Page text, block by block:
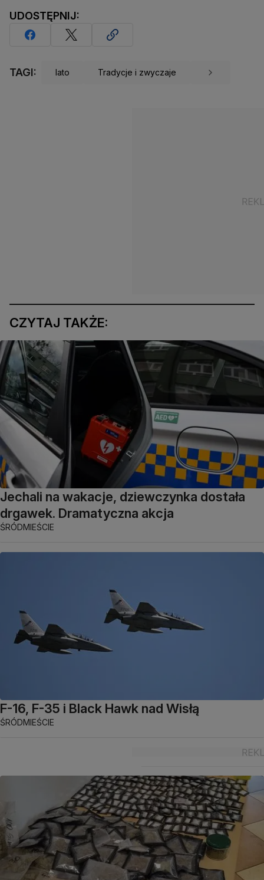
UDOSTĘPNIJ:
TAGI: lato Tradycje i zwyczaje
CZYTAJ TAKŻE:
Jechali na wakacje, dziewczynka dostała
drgawek. Dramatyczna akcja
ŚRÓDMIEŚCIE
F-16, F-35 i Black Hawk nad Wisłą
ŚRÓDMIEŚCIE